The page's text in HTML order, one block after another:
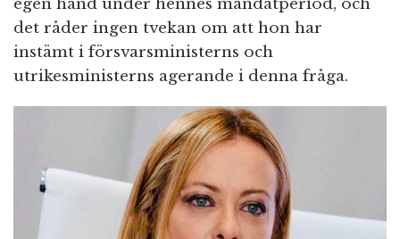
egen hand under hennes mandatperiod, och
det råder ingen tvekan om att hon har
instämt i försvarsministerns och
utrikesministerns agerande i denna fråga.